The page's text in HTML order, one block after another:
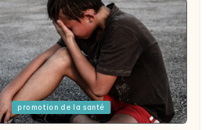
promotion de la santé